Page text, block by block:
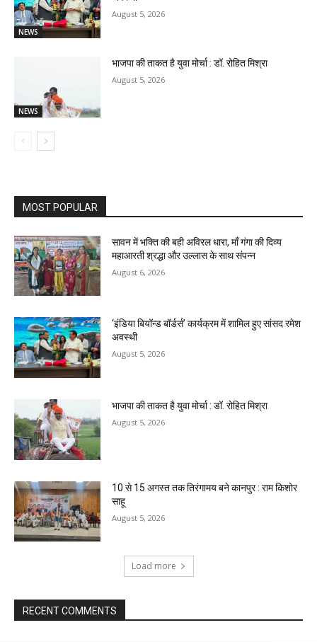
NEWS
August 5, 2026
NEWS
भाजपा की ताकत है युवा मोर्चा : डॉ. रोहित मिश्रा
August 5, 2026
MOST POPULAR
सावन में भक्ति की बही अविरल धारा, माँ गंगा की दिव्य
महाआरती श्रद्धा और उल्लास के साथ संपन्न
August 6, 2026
‘इंडिया बियॉन्ड बॉर्डर्स’ कार्यक्रम में शामिल हुए सांसद रमेश
अवस्थी
August 5, 2026
भाजपा की ताकत है युवा मोर्चा : डॉ. रोहित मिश्रा
August 5, 2026
10 से 15 अगस्त तक तिरंगामय बने कानपुर : राम किशोर
साहू
August 5, 2026
Load more
RECENT COMMENTS